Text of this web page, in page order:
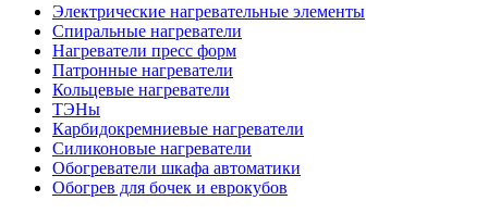
Электрические нагревательные элементы
Спиральные нагреватели
Нагреватели пресс форм
Патронные нагреватели
Кольцевые нагреватели
ТЭНы
Карбидокремниевые нагреватели
Силиконовые нагреватели
Обогреватели шкафа автоматики
Обогрев для бочек и еврокубов